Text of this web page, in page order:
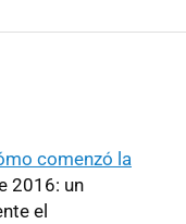
comenzó la
2016: un
el